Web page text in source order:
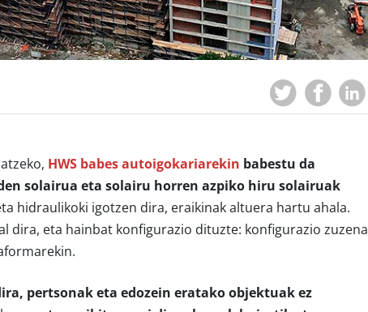
HWS babes autoigokariarekin babestu da
solairua eta solairu horren azpiko hiru solairuak
hidraulikoki igotzen dira, eraikinak altuera hartu ahala.
dira, eta hainbat konfigurazio dituzte: konfigurazio zuzena
pertsonak eta edozein eratako objektuak ez